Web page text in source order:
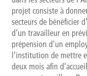
Présentation
Rapports d’activités
projet consiste à
secteurs de bénéficier
d’un travailleur en
prépension d’un
l’institution de mettre
deux mois afin